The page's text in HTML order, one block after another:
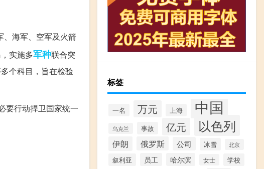
、海军、空军及火箭
实施多军种联合突
个科目，旨在检验
要行动捍卫国家统一
标签
一名 万元 上海 中国
乌克兰 事故 亿元 以色列
伊朗 俄罗斯 公司 冰雪 北京
叙利亚 员工 哈尔滨 女士 学校